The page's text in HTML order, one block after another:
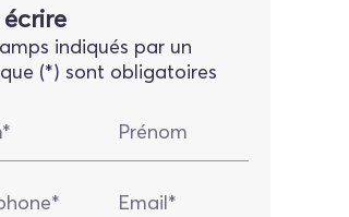
indiqués par un
(*) sont obligatoires
Prénom
Email*